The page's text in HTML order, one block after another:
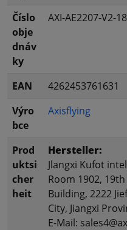
Číslo
obje
dnáv
ky
AXI-AE2207-V2-
EAN
4262453761631
Výro
bce
Axisflying
Prod
uktsi
cher
heit
Hersteller:
Jlangxi Kufot
Room 1902,
Building, 2222
City, Jiangxi
E-Mail: